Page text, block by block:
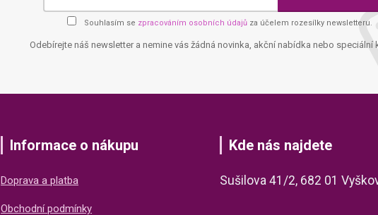
Souhlasím se zpracováním osobních údajů za účelem rozesílky newsletteru.
Odebírejte náš newsletter a nemine vás žádná novinka, akční nabídka nebo speciální
Informace o nákupu
Doprava a platba
Obchodní podmínky
Kde nás najdete
Sušilova 41/2, 682 01